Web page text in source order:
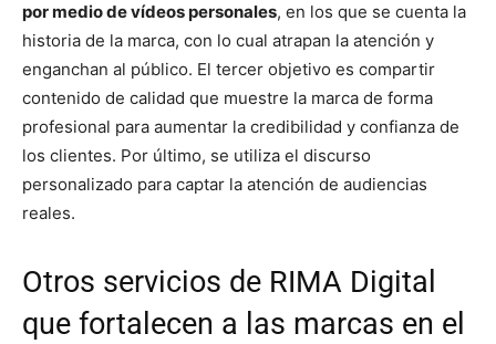
por medio de vídeos personales, en los que se cuenta la
historia de la marca, con lo cual atrapan la atención y
enganchan al público. El tercer objetivo es compartir
contenido de calidad que muestre la marca de forma
profesional para aumentar la credibilidad y confianza de
los clientes. Por último, se utiliza el discurso
personalizado para captar la atención de audiencias
reales.
Otros servicios de RIMA Digital
que fortalecen a las marcas en el